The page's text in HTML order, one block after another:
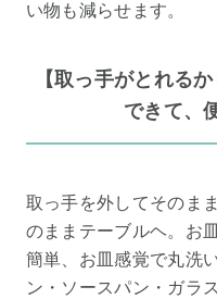
い物も減らせます。
【取っ手がとれる
できて、
取っ手を外してそのま
のままテーブルヘ。お
簡単、お皿感覚で丸洗
ン・ソースパン・ガラ